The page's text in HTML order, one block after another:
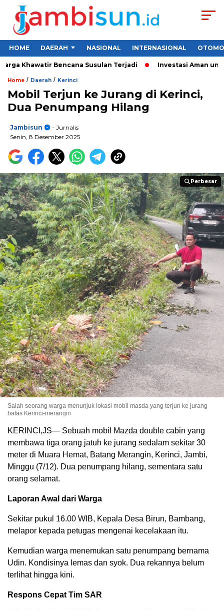
HOME DAERAH NASIONAL INTERNASIONAL
Khawatir Bencana Susulan Terjadi Investasi Aman untuk
Home / Daerah / Kerinci
Mobil Terjun ke Jurang di Kerinci,
Dua Penumpang Hilang
Jambisun
- Jurnalis
Senin, 8 Desember 2025
Perbesar
Perbesar
Salah seorang warga menunjuk lokasi mobil masda yang terjun ke jurang
batas Kerinci-merangin
KERINCI,JS— Sebuah mobil Mazda double cabin yang
membawa tiga orang jatuh ke jurang sedalam sekitar 30
meter di Muara Hemat, Batang Merangin, Kerinci, Jambi,
Minggu (7/12). Dua penumpang hilang, sementara satu
orang selamat.
Laporan Awal dari Warga
Sekitar pukul 16.00 WIB, Kepala Desa Birun, Bambang,
melapor kepada petugas mengenai kecelakaan itu.
Kemudian warga menemukan satu penumpang bernama
Udin. Kondisinya lemas dan syok. Dua rekannya belum
terlihat hingga kini.
Respons Cepat Tim SAR